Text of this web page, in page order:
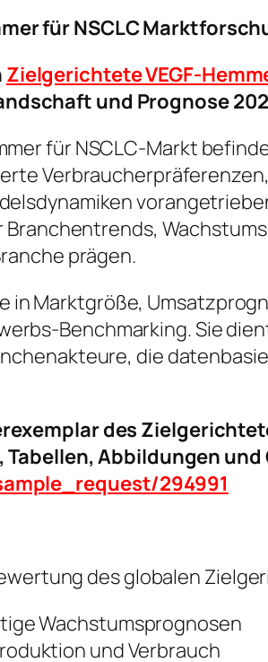
für NSCLC
Zielgerichtete VEGF-
und Prognose
für NSCLC-Markt
prägen.
in Marktgröße,
Benchmarking. Sie
die
des
Abbildungen und
294991
des globalen
Wachstumsprognosen
und Verbrauch